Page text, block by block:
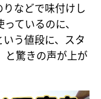
などで味付けし
ているのに、
いう値段に、スタ
と驚きの声が上が